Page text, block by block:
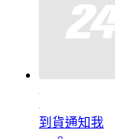
到貨通知我